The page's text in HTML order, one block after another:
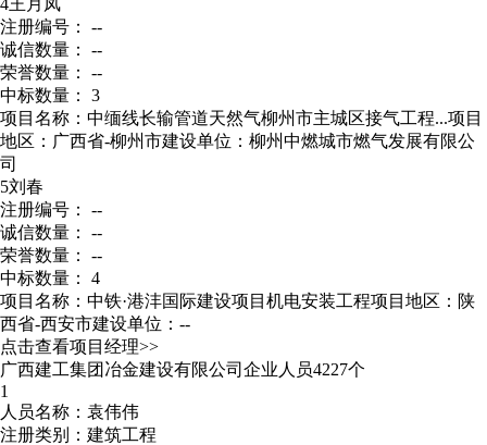
4王月凤
注册编号： --
诚信数量： --
荣誉数量： --
中标数量： 3
项目名称：中缅线长输管道天然气柳州市主城区接气工程...项目
地区：广西省-柳州市建设单位：柳州中燃城市燃气发展有限公
司
5刘春
注册编号： --
诚信数量： --
荣誉数量： --
中标数量： 4
项目名称：中铁·港沣国际建设项目机电安装工程项目地区：陕
西省-西安市建设单位：--
点击查看项目经理>>
广西建工集团冶金建设有限公司企业人员4227个
1
人员名称：袁伟伟
注册类别：建筑工程